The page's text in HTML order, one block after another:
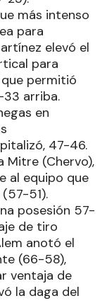
más intenso
para
elevó el
para
permitió
33 arriba.
en
47-46.
Mitre (Chervo),
al equipo que
51).
posesión 57-
de tiro
anotó el
(66-58),
ventaja de
la daga del